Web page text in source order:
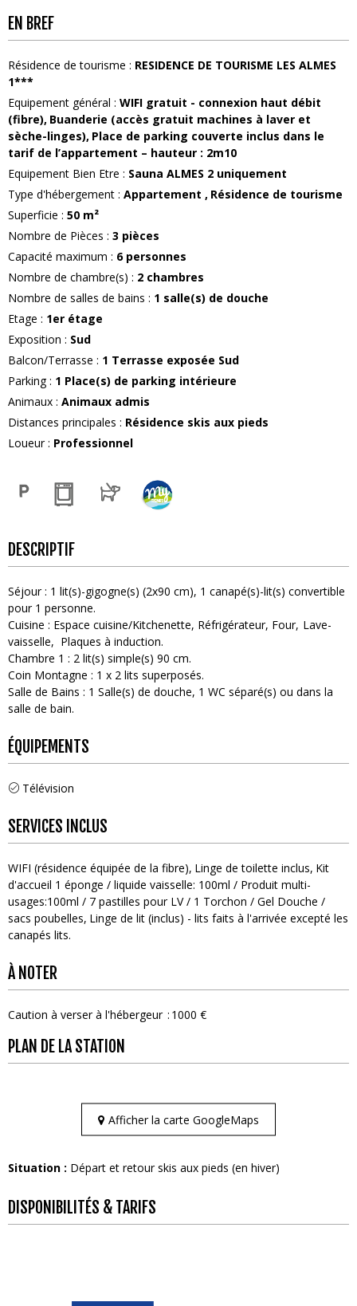
EN BREF
Résidence de tourisme : RESIDENCE DE TOURISME LES ALMES
1***
Equipement général : WIFI gratuit - connexion haut débit
(fibre) Buanderie (accès gratuit machines à laver et
sèche-linges) Place de parking couverte inclus dans le
tarif de l’appartement – hauteur : 2m10
Equipement Bien Etre : Sauna ALMES 2 uniquement
Type d'hébergement : Appartement
Résidence de tourisme
Superficie : 50 m²
Nombre de Pièces : 3 pièces
Capacité maximum : 6 personnes
Nombre de chambre(s) : 2 chambres
Nombre de salles de bains : 1 salle(s) de douche
Etage : 1er étage
Exposition : Sud
Balcon/Terrasse : 1 Terrasse exposée Sud
Parking: 1 Place(s) de parking intérieure
Animaux : Animaux admis
Distances principales : Résidence skis aux pieds
Loueur: Professionnel
DESCRIPTIF
Séjour: 1 lit(s)-gigogne(s) (2x90 cm) 1 canapé(s)-lit(s) convertible
pour 1 personne
Cuisine : Espace cuisine/Kitchenette Réfrigérateur Four Lave-
vaisselle
Plaques à induction
Chambre 1 : 2 lit(s) simple(s) 90 cm
Coin Montagne : 1 x 2 lits superposés
Salle de Bains : 1 Salle(s) de douche 1 WC séparé(s) ou dans la
salle de bain
ÉQUIPEMENTS
Télévision
SERVICES INCLUS
WIFI (résidence équipée de la fibre) Linge de toilette inclus Kit
d'accueil 1 éponge / liquide vaisselle: 100ml / Produit multi-
usages:100ml / 7 pastilles pour LV / 1 Torchon / Gel Douche /
sacs poubelles Linge de lit (inclus) - lits faits à l'arrivée excepté les
canapés lits
À NOTER
Caution à verser à l'hébergeur 1000 €
PLAN DE LA STATION
Afficher la carte GoogleMaps
Situation : Départ et retour skis aux pieds (en hiver)
DISPONIBILITÉS & TARIFS